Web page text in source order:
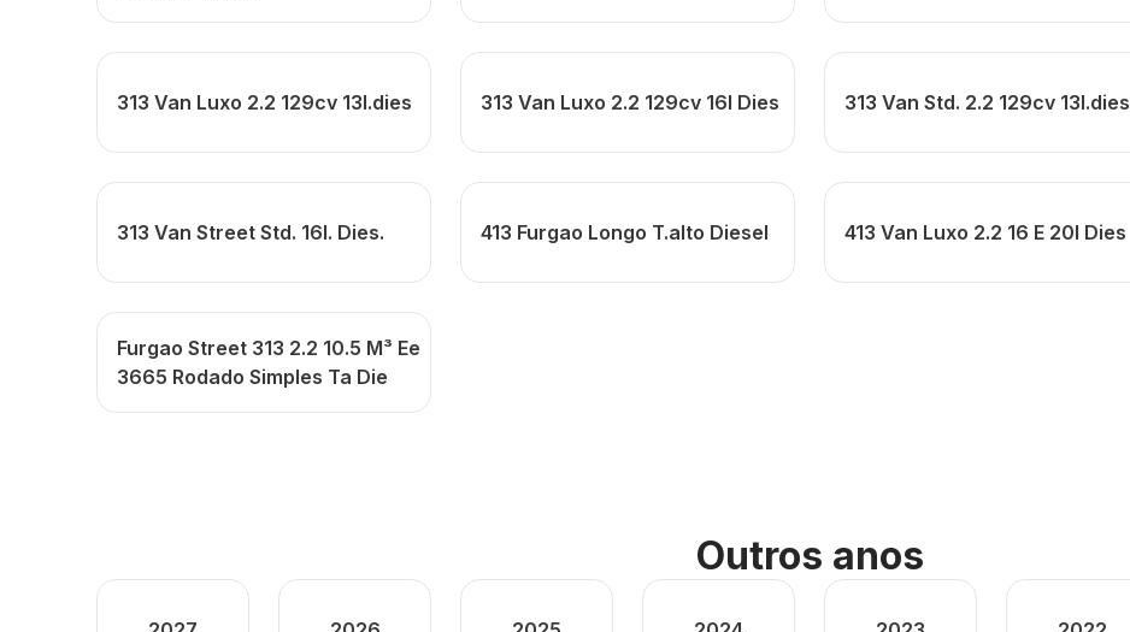
313 Van Luxo 2.2 129cv 13l.dies 313 Van Luxo 2.2 129cv 16l Dies 313 Van Std. 2.2 129cv 13l.dies
313 Van Street Std. 16l. Dies. 413 Furgao Longo T.alto Diesel 413 Van Luxo 2.2 16 E 20l Dies
Furgao Street 313 2.2 10.5 M³ Ee
3665 Rodado Simples Ta Die
Outros anos